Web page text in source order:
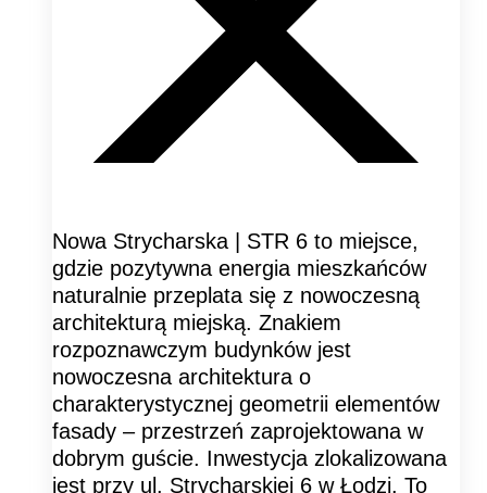
Nowa Strycharska | STR 6 to miejsce,
gdzie pozytywna energia mieszkańców
naturalnie przeplata się z nowoczesną
architekturą miejską. Znakiem
rozpoznawczym budynków jest
nowoczesna architektura o
charakterystycznej geometrii elementów
fasady – przestrzeń zaprojektowana w
dobrym guście. Inwestycja zlokalizowana
jest przy ul. Strycharskiej 6 w Łodzi. To